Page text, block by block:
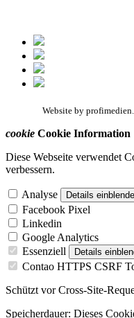
Website by
cookie Cookie Information
Diese Webseite verwendet
verbessern.
Analyse Details
Facebook Pixel
Linkedin
Google Analytics
Essenziell
Details
Contao HTTPS CSRF
Schützt vor Cross-Site-
Speicherdauer: Dieses